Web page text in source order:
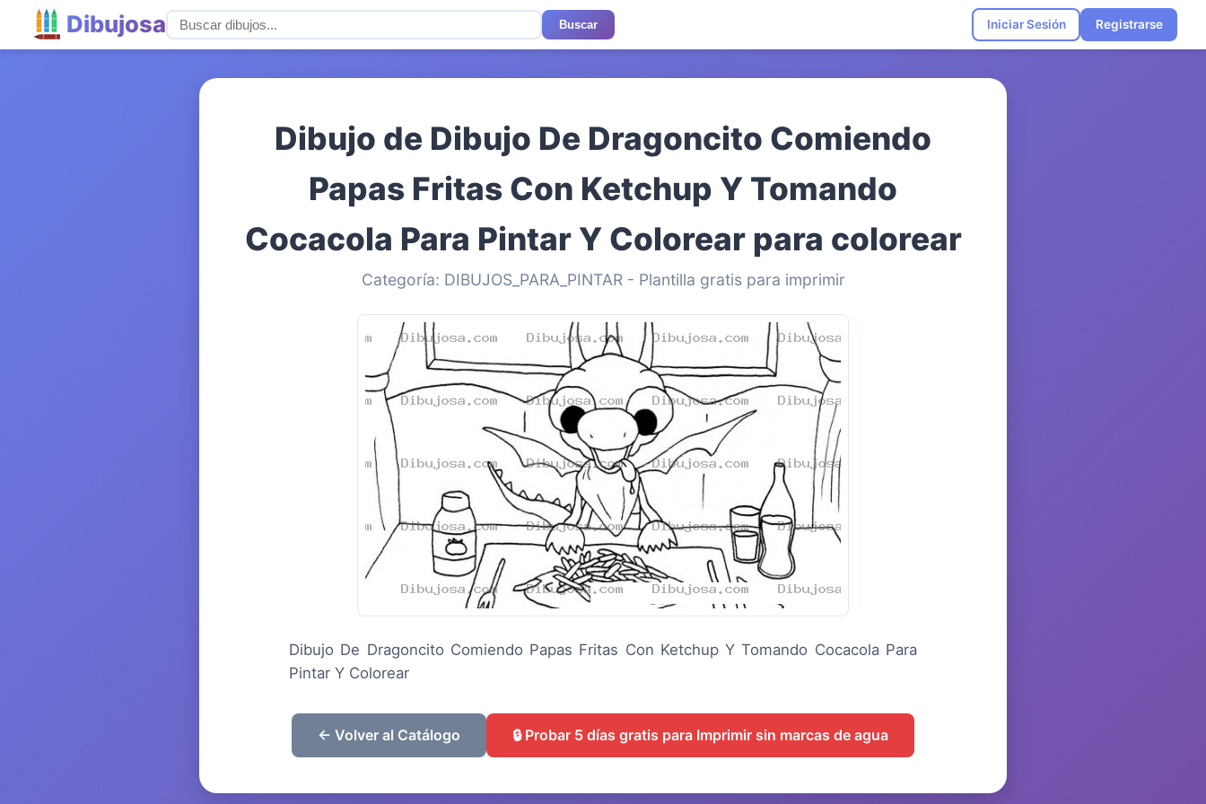
Dibujosa Buscar Iniciar Sesión Registrarse
Dibujo de Dibujo De Dragoncito Comiendo
Papas Fritas Con Ketchup Y Tomando
Cocacola Para Pintar Y Colorear para colorear
Categoría: DIBUJOS_PARA_PINTAR - Plantilla gratis para imprimir
Dibujo De Dragoncito Comiendo Papas Fritas Con Ketchup Y Tomando Cocacola Para
Pintar Y Colorear
← Volver al Catálogo 🔒 Probar 5 días gratis para Imprimir sin marcas de agua